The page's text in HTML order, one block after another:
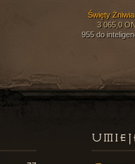
Święty
3 065,0
955 do